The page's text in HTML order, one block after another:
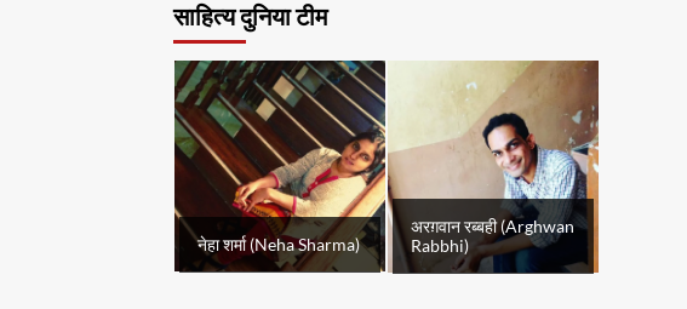
साहित्य दुनिया टीम
नेहा शर्मा (Neha Sharma)
अरग़वान रब्बही (Arghwan
Rabbhi)